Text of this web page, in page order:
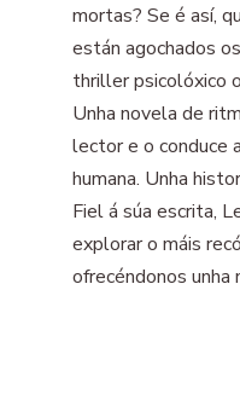
mortas? Se é así,
están agochados
thriller psicolóxico
Unha novela de
lector e o conduce
humana. Unha
Fiel á súa escrita,
explorar o máis
ofrecéndonos unha